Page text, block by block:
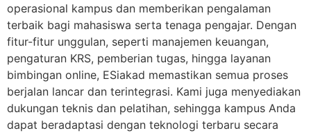
operasional kampus dan memberikan pengalaman
terbaik bagi mahasiswa serta tenaga pengajar. Dengan
fitur-fitur unggulan, seperti manajemen keuangan,
pengaturan KRS, pemberian tugas, hingga layanan
bimbingan online, ESiakad memastikan semua proses
berjalan lancar dan terintegrasi. Kami juga menyediakan
dukungan teknis dan pelatihan, sehingga kampus Anda
dapat beradaptasi dengan teknologi terbaru secara